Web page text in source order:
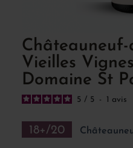
Châteauneuf-
Vieilles
Domaine St
5 / 5 - 1 avis
18+/20